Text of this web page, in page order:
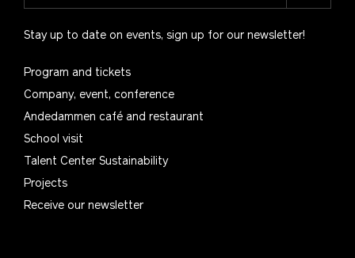
Stay up to date on events, sign up for our newsletter!
Program and tickets
Company, event, conference
Andedammen café and restaurant
School visit
Talent Center Sustainability
Projects
Receive our newsletter